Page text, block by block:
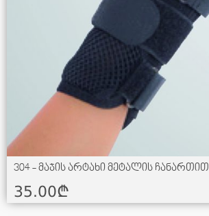
304 - მაჯის არტახი მეტალის ჩანართით
35.00¢